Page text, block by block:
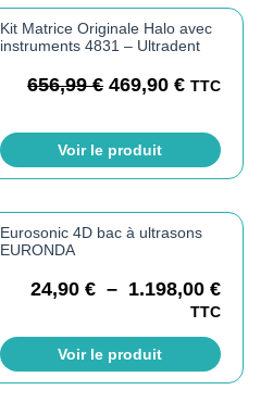
Kit Matrice Originale Halo avec
instruments 4831 – Ultradent
656,99€ 469,90€ TTC
Voir le produit
Eurosonic 4D bac à ultrasons
EURONDA
24,90€ – 1.198,00€
TTC
Voir le produit